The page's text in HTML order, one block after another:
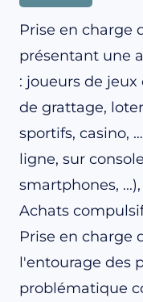
Prise en charge
présentant une
: joueurs de
de grattage,
sportifs, casino,
ligne, sur
smartphones,
Achats
Prise en charge
l'entourage des
problématique